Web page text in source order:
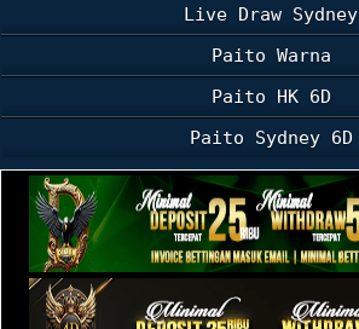
Live Draw Sydney
Paito Warna
Paito HK 6D
Paito Sydney 6D